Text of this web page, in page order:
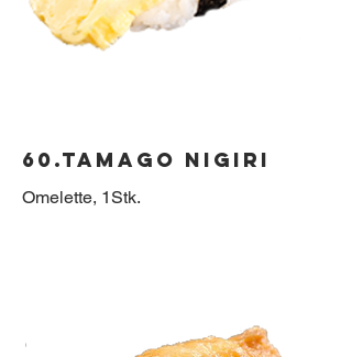
60.Tamago Nigiri